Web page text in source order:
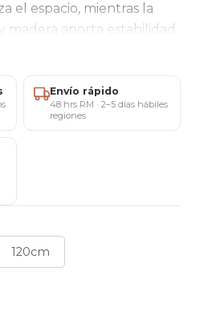
el espacio, mientras la
madera aporta estabilidad
modernos,
· 120 cm
metálico en color
Envío rápido
48 hrs RM · 2–5 días hábiles
regiones
120cm